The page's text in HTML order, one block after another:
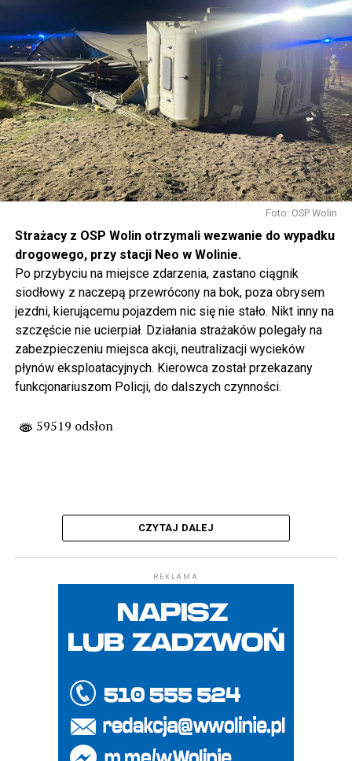
Foto: OSP Wolin
Strażacy z OSP Wolin otrzymali wezwanie do wypadku
drogowego, przy stacji Neo w Wolinie.
Po przybyciu na miejsce zdarzenia, zastano ciągnik
siodłowy z naczepą przewrócony na bok, poza obrysem
jezdni, kierującemu pojazdem nic się nie stało. Nikt inny na
szczęście nie ucierpiał. Działania strażaków polegały na
zabezpieczeniu miejsca akcji, neutralizacji wycieków
płynów eksploatacyjnych. Kierowca został przekazany
funkcjonariuszom Policji, do dalszych czynności.
59519 odsłon
CZYTAJ DALEJ
REKLAMA